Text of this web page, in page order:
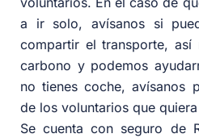
a ir solo, avísanos si
compartir el transporte, así
carbono y podemos
no tienes coche, avísanos
de los voluntarios que
Se cuenta con seguro de